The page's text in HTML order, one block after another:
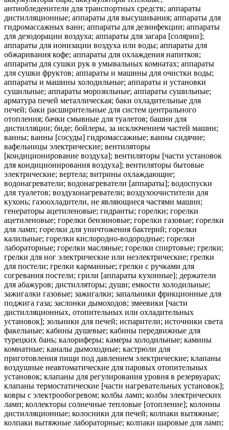
антиобледенители для транспортных средств; аппараты
дистилляционные; аппараты для высушивания; аппараты для
гидромассажных ванн; аппараты для дезинфекции; аппараты
для дезодорации воздуха; аппараты для загара [солярии];
аппараты для ионизации воздуха или воды; аппараты для
обжаривания кофе; аппараты для охлаждения напитков;
аппараты для сушки рук в умывальных комнатах; аппараты
для сушки фруктов; аппараты и машины для очистки воды;
аппараты и машины холодильные; аппараты и установки
сушильные; аппараты морозильные; аппараты сушильные;
арматура печей металлическая; баки охладительные для
печей; баки расширительные для систем центрального
отопления; бачки смывные для туалетов; башни для
дистилляции; биде; бойлеры, за исключением частей машин;
ванны; ванны [сосуды] гидромассажные; ванны сидячие;
вафельницы электрические; вентиляторы
[кондиционирование воздуха]; вентиляторы [части установок
для кондиционирования воздуха]; вентиляторы бытовые
электрические; вертела; витрины охлаждающие;
водонагреватели; водонагреватели [аппараты]; водоспуски
для туалетов; воздухонагреватели; воздухоочистители для
кухонь; газоохладители, не являющиеся частями машин;
генераторы ацетиленовые; гидранты; горелки; горелки
ацетиленовые; горелки бензиновые; горелки газовые; горелки
для ламп; горелки для уничтожения бактерий; горелки
калильные; горелки кислородно-водородные; горелки
лабораторные; горелки масляные; горелки спиртовые; грелки;
грелки для ног электрические или неэлектрические; грелки
для постели; грелки карманные; грелки с ручками для
согревания постели; грили [аппараты кухонные]; держатели
для абажуров; дистилляторы; души; емкости холодильные;
зажигалки газовые; зажигалки; запальники фрикционные для
поджига газа; заслонки дымоходов; змеевики [части
дистилляционных, отопительных или охладительных
установок]; зольники для печей; испарители; источники света
факельные; кабины душевые; кабины передвижные для
турецких бань; калориферы; камеры холодильные; камины
комнатные; каналы дымоходные; кастрюли для
приготовления пищи под давлением электрические; клапаны
воздушные неавтоматические для паровых отопительных
установок; клапаны для регулирования уровня в резервуарах;
клапаны термостатические [части нагревательных установок];
ковры с электрообогревом; колбы ламп; колбы электрических
ламп; коллекторы солнечные тепловые [отопление]; колонны
дистилляционные; колосники для печей; колпаки вытяжные;
колпаки вытяжные лабораторные; колпаки шаровые для ламп;